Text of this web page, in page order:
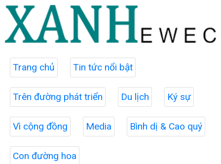
Trang chủ Tin tức nổi bật
Trên đường phát triển Du lịch Ký sự
Vì cộng đồng Media Bình dị & Cao quý
Con đường hoa